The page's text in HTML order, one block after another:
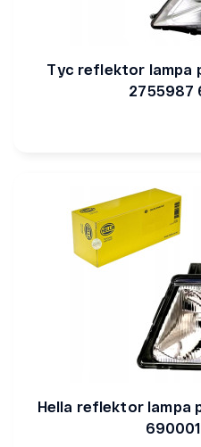
Tyc reflektor lampa
2755987
Hella reflektor lampa